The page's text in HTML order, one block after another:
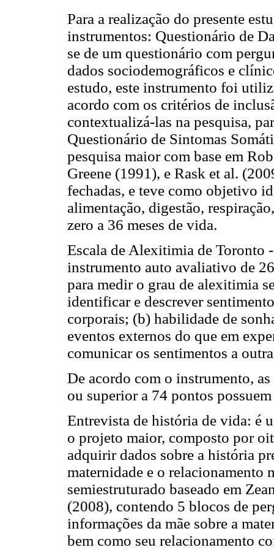
Para a realização do presente
instrumentos: Questionário de
se de um questionário com
dados sociodemográficos e
estudo, este instrumento foi
acordo com os critérios de
contextualizá-las na pesquisa,
Questionário de Sintomas
pesquisa maior com base em
Greene (1991), e Rask et al.
fechadas, e teve como objetivo
alimentação, digestão,
zero a 36 meses de vida.
Escala de Alexitimia de Toronto
instrumento auto avaliativo de
para medir o grau de alexitimia
identificar e descrever
corporais; (b) habilidade de
eventos externos do que em
comunicar os sentimentos a
De acordo com o instrumento,
ou superior a 74 pontos
Entrevista de história de vida: é
o projeto maior, composto por
adquirir dados sobre a história
maternidade e o relacionamento
semiestruturado baseado em
(2008), contendo 5 blocos de
informações da mãe sobre a
bem como seu relacionamento